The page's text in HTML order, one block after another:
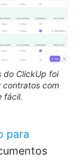
do ClickUp foi
contratos com
fácil.
para